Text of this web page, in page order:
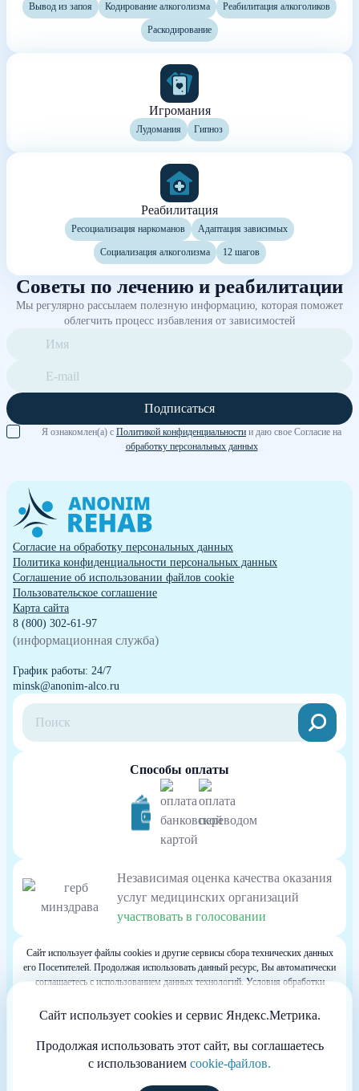
Вывод из запоя Кодирование алкоголизма Реабилитация алкоголиков
Раскодирование
Игромания
Лудомания Гипноз
Реабилитация
Ресоциализация наркоманов Адаптация зависимых
Социализация алкоголизма 12 шагов
Советы по лечению и реабилитации
Мы регулярно рассылаем полезную информацию, которая поможет
облегчить процесс избавления от зависимостей
Подписаться
Я ознакомлен(а) с Политикой конфиденциальности и даю свое Согласие на
обработку персональных данных
Согласие на обработку персональных данных
Политика конфиденциальности персональных данных
Cоглашение об использовании файлов cookie
Пользовательское соглашение
Карта сайта
8 (800) 302-61-97
(информационная служба)
График работы: 24/7
minsk@anonim-alco.ru
Способы оплаты
Независимая оценка качества оказания
услуг медицинских организаций
участвовать в голосовании
Сайт использует файлы cookies и другие сервисы сбора технических данных
его Посетителей. Продолжая использовать данный ресурс, Вы автоматически
соглашаетесь с использованием данных технологий. Условия обработки
согласны с подобными условиями, просим покинуть наш Сайт.
Весь контент, размещенный на информационном ресурсе, предназначен для
личного ознакомления и не является офертой
Информация сайта не может служить источником постановки диагноза и
назначения лечения.
Сайт использует cookies и сервис Яндекс.Метрика.
Продолжая использовать этот сайт, вы соглашаетесь
с использованием cookie-файлов.